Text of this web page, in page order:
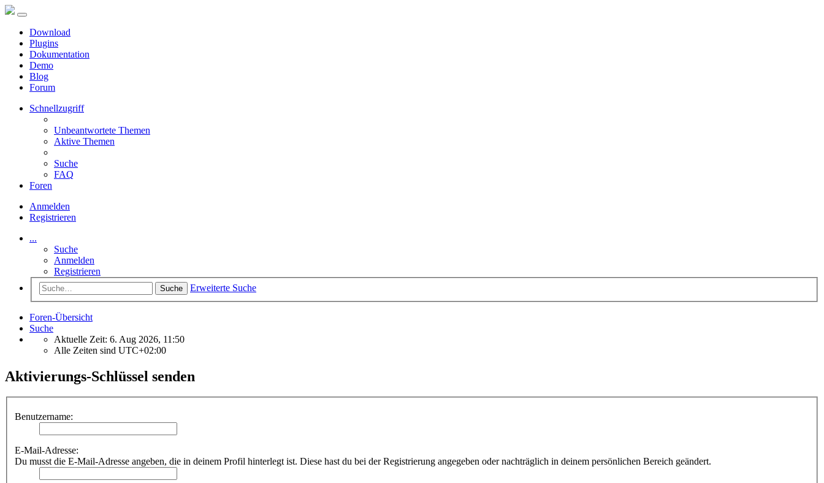
Download
Plugins
Dokumentation
Demo
Blog
Forum
Schnellzugriff
Unbeantwortete Themen
Aktive Themen
Suche
FAQ
Foren
Anmelden
Registrieren
...
Suche
Anmelden
Registrieren
Suche Erweiterte Suche
Foren-Übersicht
Suche
Aktuelle Zeit: 6. Aug 2026, 11:50
Alle Zeiten sind UTC+02:00
Aktivierungs-Schlüssel senden
Benutzername:
E-Mail-Adresse:
Du musst die E-Mail-Adresse angeben, die in deinem Profil hinterlegt ist. Diese hast du bei der Registrierung angegeben oder nachträglich in deinem persönlichen Bereich geändert.